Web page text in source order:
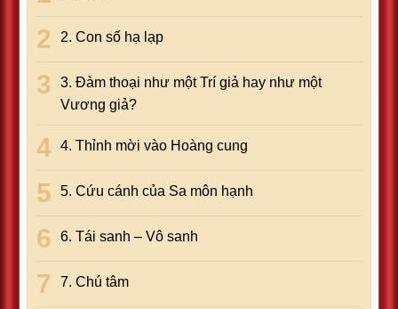
2. Con số hạ lạp
3. Đàm thoại như một Trí giả hay như một
Vương giả?
4. Thỉnh mời vào Hoàng cung
5. Cứu cánh của Sa môn hạnh
6. Tái sanh – Vô sanh
7. Chú tâm